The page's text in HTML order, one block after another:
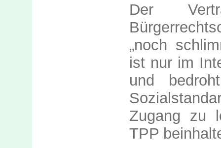
Der
„noch
ist nur im
und
Zugang zu
TPP